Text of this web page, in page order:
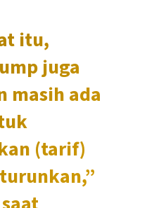
itu,
juga
masih ada
(tarif)